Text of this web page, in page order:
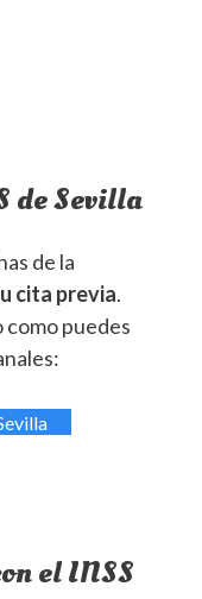
de Sevilla
de la
cita previa.
como puedes
el INSS